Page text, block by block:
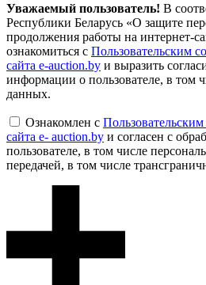
Уважаемый пользователь! В
Республики Беларусь «О защите
продолжения работы на интернет-
ознакомиться с Пользовательским
сайта e-auction.by и выразить
информации о пользователе, в том
данных.
Ознакомлен с
сайта e- auction.by и согласен с
пользователе, в том числе
передачей, в том числе